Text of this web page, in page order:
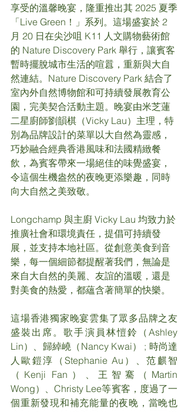
享受的溫馨晚宴，隆重推出其 2025 夏季
「Live Green！」系列。這場盛宴於 2
月 20 日在尖沙咀 K11 人文購物藝術館
的 Nature Discovery Park 舉行，讓賓客
暫時擺脫城市生活的喧囂，重新與大自
然連結。Nature Discovery Park 結合了
室內外自然博物館和可持續發展教育公
園，完美契合活動主題。晚宴由米芝蓮
二星廚師劉韻棋（Vicky Lau）主理，特
別為品牌設計的菜單以大自然為靈感，
巧妙融合經典香港風味和法國精緻餐
飲，為賓客帶來一場絕佳的味覺盛宴，
令這個生機盎然的夜晚更添樂趣，同時
向大自然之美致敬。
Longchamp 與主廚 Vicky Lau 均致力於
推廣社會和環境責任，提倡可持續發
展，並支持本地社區。從創意美食到音
樂，每一個細節都提醒著我們，無論是
來自大自然的美麗、友誼的溫暖，還是
對美食的熱愛，都蘊含著簡單的快樂。
這場香港獨家晚宴雲集了眾多品牌之友
盛裝出席。歌手演員林愷鈴（Ashley
Lin）、歸綽嶢（Nancy Kwai） ; 時尚達
人歐鎧淳（Stephanie Au）、范麒智
（Kenji Fan）、王智騫（Martin
Wong）、Christy Lee等賓客，度過了一
個重新發現和補充能量的夜晚，當晚也